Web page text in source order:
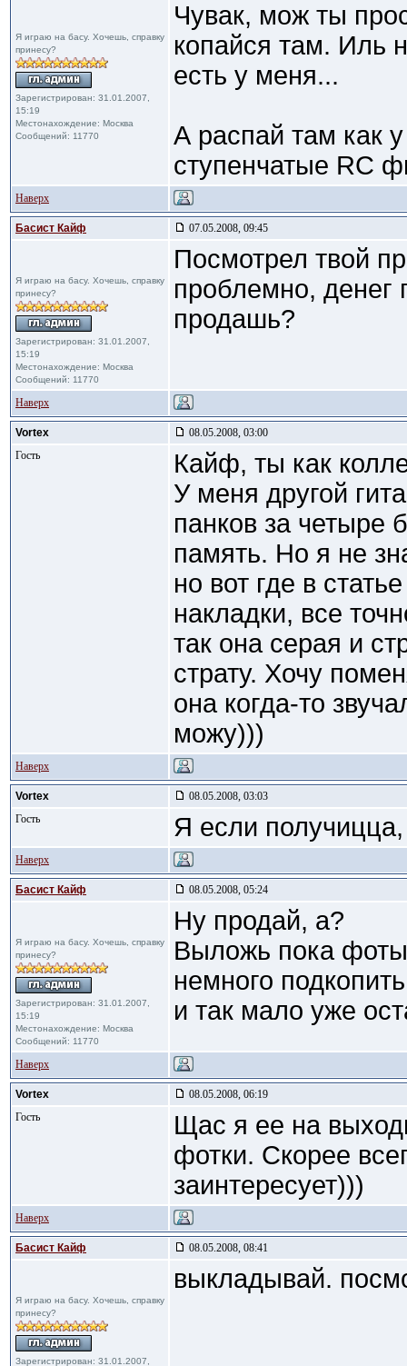
Я играю на басу. Хочешь, справку
принесу?
Зарегистрирован: 31.01.2007,
15:19
Местонахождение: Москва
Сообщений: 11770
Чувак, мож ты
копайся там. Иль
есть у меня...
А распай там как
ступенчатые RC
Наверх
Басист Кайф 07.05.2008, 09:45
Я играю на басу. Хочешь, справку
принесу?
Зарегистрирован: 31.01.2007,
15:19
Местонахождение: Москва
Сообщений: 11770
Посмотрел твой
проблемно, денег
продашь?
Наверх
Vortex
08.05.2008, 03:00
Гость
Кайф, ты как
У меня другой
панков за четыре
память. Но я не
но вот где в
накладки, все
так она серая и
страту. Хочу
она когда-то
можу)))
Наверх
Vortex
08.05.2008, 03:03
Гость
Я если
Наверх
Басист Кайф 08.05.2008, 05:24
Я играю на басу. Хочешь, справку
принесу?
Зарегистрирован: 31.01.2007,
15:19
Местонахождение: Москва
Сообщений: 11770
Ну продай, а?
Выложь пока
немного
и так мало уже
Наверх
Vortex
08.05.2008, 06:19
Гость
Щас я ее на
фотки. Скорее
заинтересует)))
Наверх
Басист Кайф 08.05.2008, 08:41
Я играю на басу. Хочешь, справку
принесу?
Зарегистрирован: 31.01.2007,
выкладывай.